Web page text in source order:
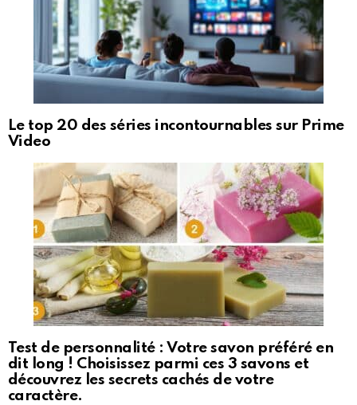
Le top 20 des séries incontournables sur Prime
Video
Test de personnalité : Votre savon préféré en
dit long ! Choisissez parmi ces 3 savons et
découvrez les secrets cachés de votre
caractère.